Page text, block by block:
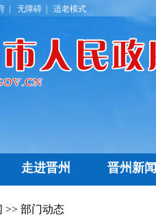
| 无障碍 | 适老模式
走进晋州
名优特产
晋州新闻
通知公告
>> 部门动态